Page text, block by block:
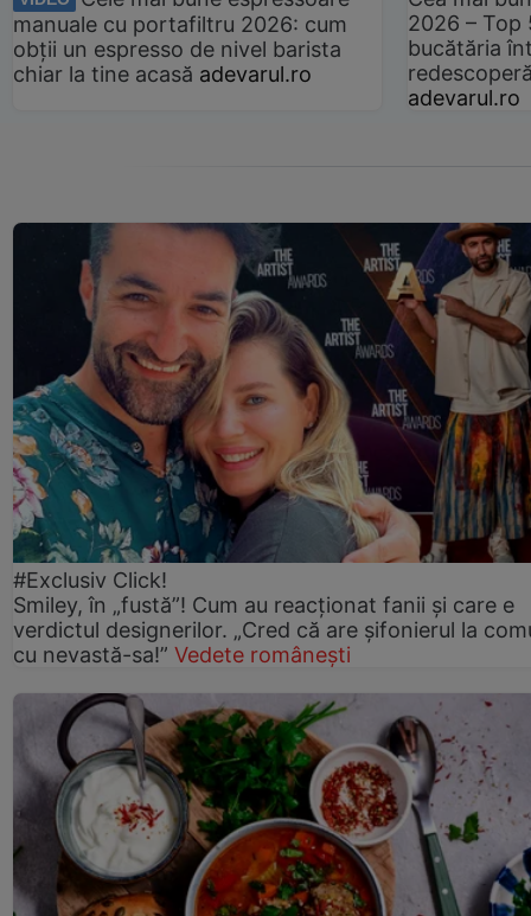
manuale cu portafiltru 2026: cum
obții un espresso de nivel barista
chiar la tine acasă adevarul.ro
2026 –
bucătăria
adevarul.ro
#Exclusiv Click!
Smiley, în „fustă”! Cum au reacționat fanii și care e
verdictul designerilor. „Cred că are șifonierul la
cu nevastă-sa!” Vedete românești